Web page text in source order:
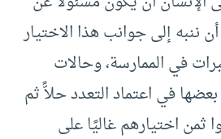
ننبه إلى جوانب هذا الاختيار
في الممارسة، وحالات
في اعتماد التعدد حلاًّ ثم
ثمن اختيارهم غاليًا على